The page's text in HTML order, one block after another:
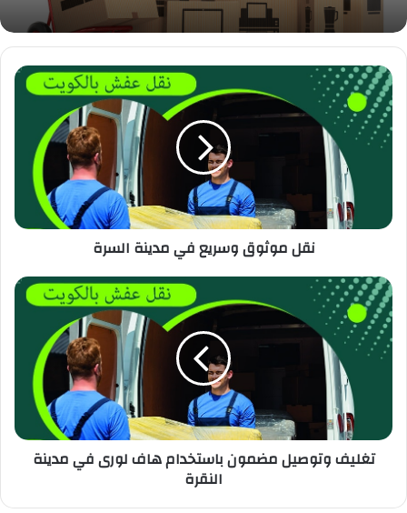
نقل موثوق وسريع في مدينة السرة
تغليف وتوصيل مضمون باستخدام هاف لورى في مدينة
النقرة